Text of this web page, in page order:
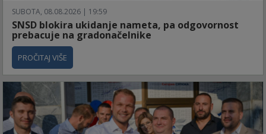
SUBOTA, 08.08.2026 | 19:59
SNSD blokira ukidanje nameta, pa odgovornost
prebacuje na gradonačelnike
PROČITAJ VIŠE